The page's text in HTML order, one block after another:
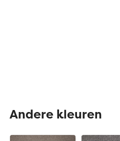
Andere kleuren